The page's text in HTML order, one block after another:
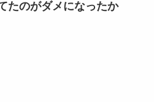
たのがダメになったか